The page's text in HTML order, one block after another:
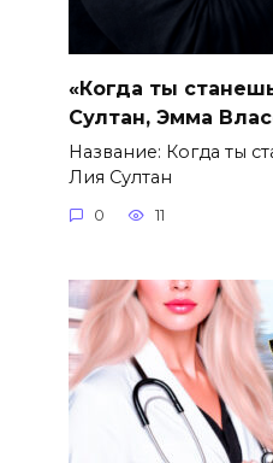
«Когда ты
Султан, Эмма
Название: Когда ты
Лия Султан
0 11